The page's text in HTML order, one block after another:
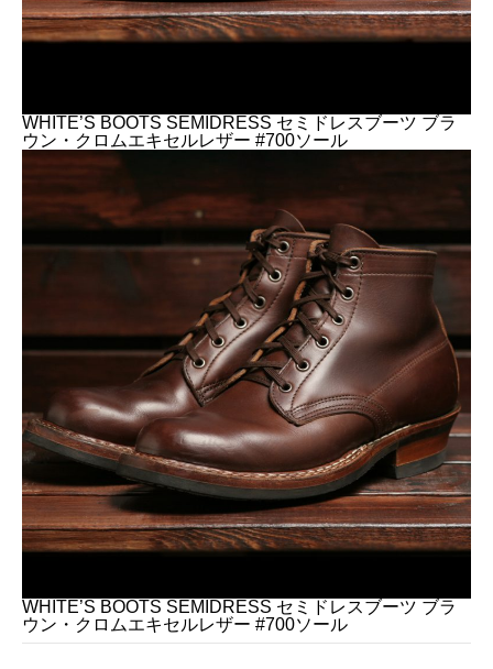
WHITE’S BOOTS SEMIDRESS セミドレスブーツ ブラ
ウン・クロムエキセルレザー #700ソール
WHITE’S BOOTS SEMIDRESS セミドレスブーツ ブラ
ウン・クロムエキセルレザー #700ソール